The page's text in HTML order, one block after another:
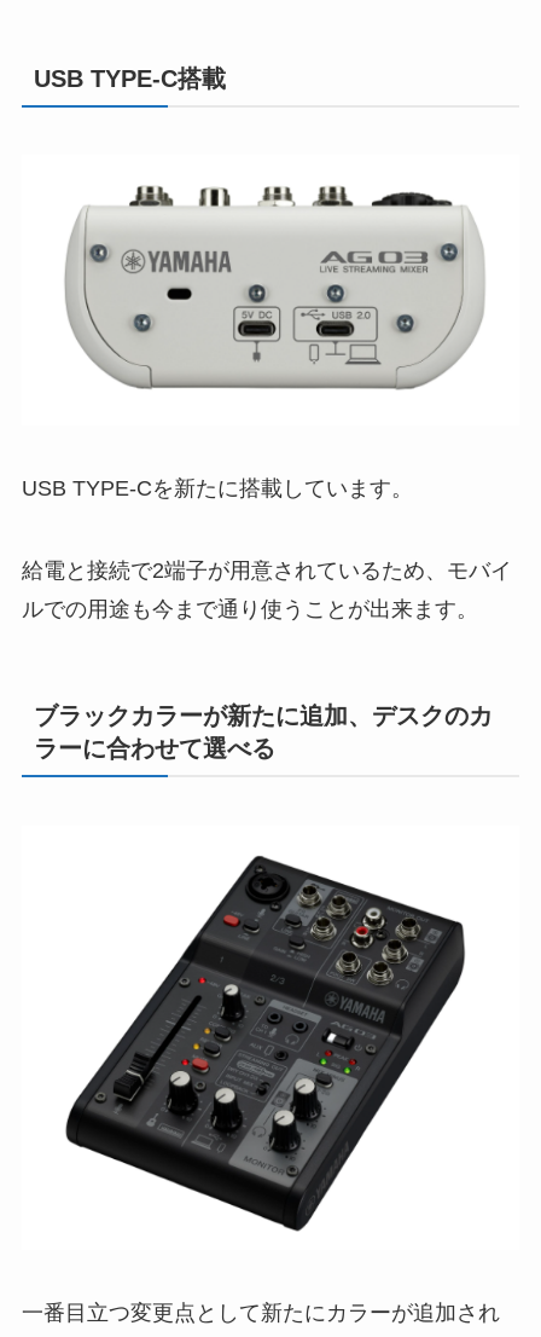
USB TYPE-C搭載
USB TYPE-Cを新たに搭載しています。
給電と接続で2端子が用意されているため、モバイ
ルでの用途も今まで通り使うことが出来ます。
ブラックカラーが新たに追加、デスクのカ
ラーに合わせて選べる
一番目立つ変更点として新たにカラーが追加され